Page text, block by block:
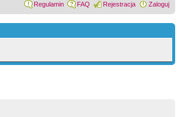
Regulamin FAQ Rejestracja Zaloguj